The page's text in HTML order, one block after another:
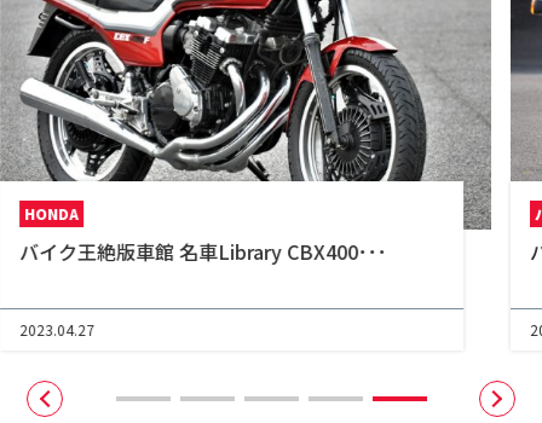
バイク図鑑
バイク王絶版車館 名車Library Z1000R
2023.04.27